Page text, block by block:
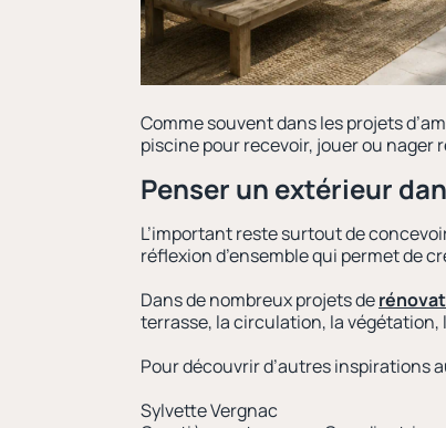
Comme souvent dans les projets
piscine pour recevoir, jouer ou nager
Penser un extérieur
L’important reste surtout de
réflexion d’ensemble qui permet de
Dans de nombreux projets de
terrasse, la circulation, la
Pour découvrir d’autres inspirations
Sylvette Vergnac